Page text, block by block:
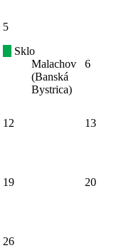
5
Sklo
Malachov
(Banská
Bystrica)
6
12 13
19 20
26